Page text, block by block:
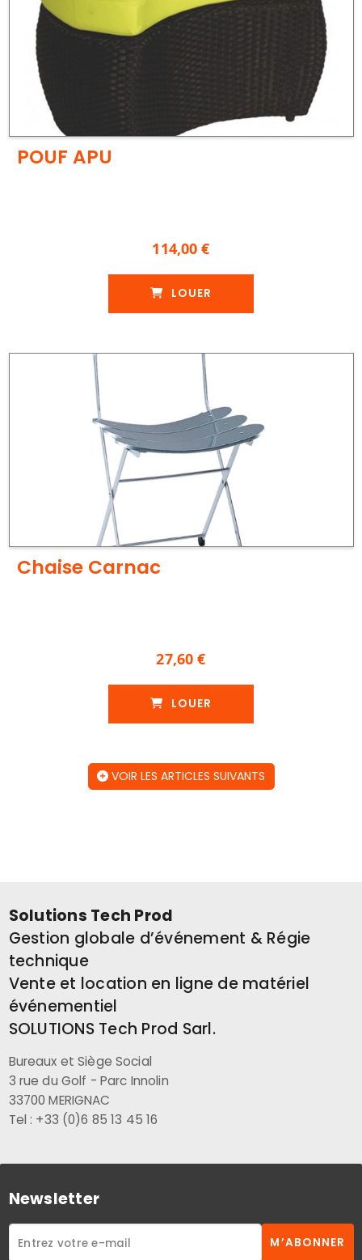
POUF APU
114,00 €
LOUER
Chaise Carnac
27,60 €
LOUER
VOIR LES ARTICLES SUIVANTS
Solutions Tech Prod
Gestion globale d’événement & Régie
technique
Vente et location en ligne de matériel
événementiel
SOLUTIONS Tech Prod Sarl.
Bureaux et Siège Social
3 rue du Golf - Parc Innolin
33700 MERIGNAC
Tel : +33 (0)6 85 13 45 16
Newsletter
M’ABONNER